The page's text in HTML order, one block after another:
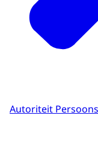
Autoriteit